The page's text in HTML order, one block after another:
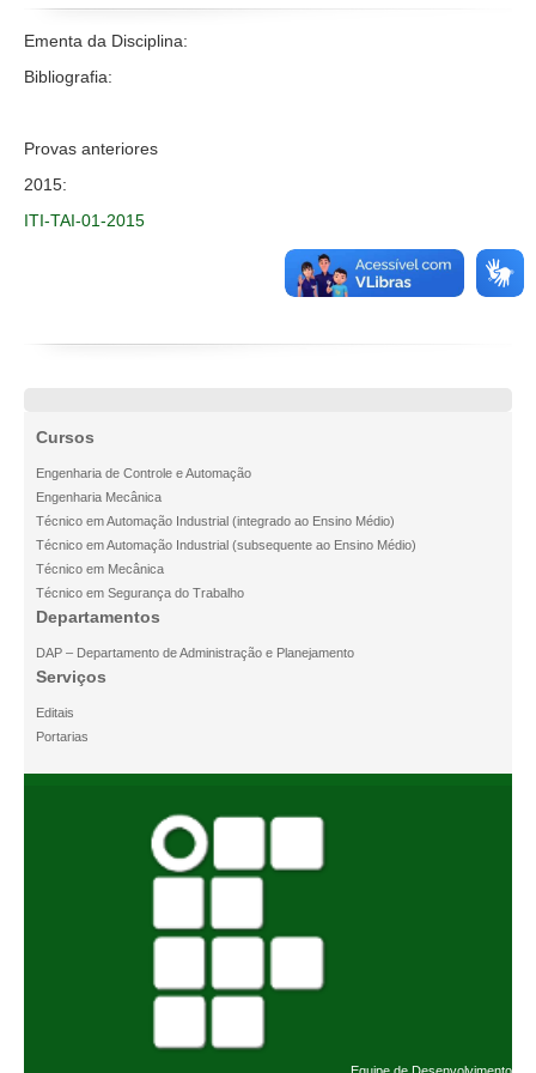
Projetos
Ementa da Disciplina:
Bibliografia:
Provas anteriores
2015:
ITI-TAI-01-2015
Cursos
Engenharia de Controle e Automação
Engenharia Mecânica
Técnico em Automação Industrial (integrado ao Ensino Médio)
Técnico em Automação Industrial (subsequente ao Ensino Médio)
Técnico em Mecânica
Técnico em Segurança do Trabalho
Departamentos
DAP – Departamento de Administração e Planejamento
Serviços
Editais
Portarias